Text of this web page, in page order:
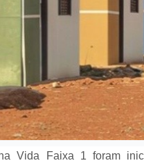
Vida Faixa 1 foram